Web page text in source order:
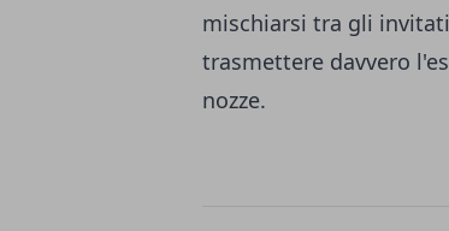
mischiarsi tra gli
trasmettere davvero
nozze.